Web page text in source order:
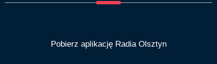
Pobierz aplikację Radia Olsztyn